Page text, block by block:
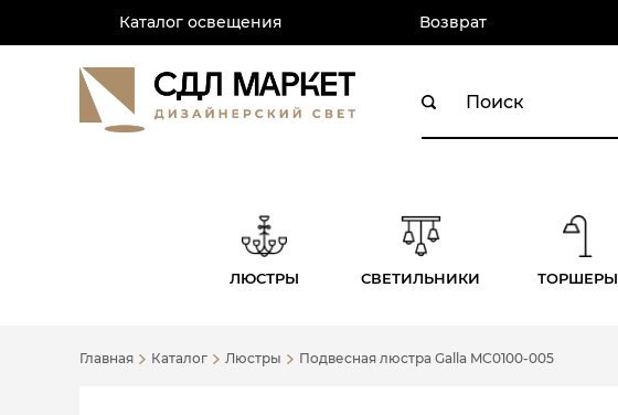
Каталог освещения Возврат
ЛЮСТРЫ СВЕТИЛЬНИКИ ТОРШЕРЫ
Главная Каталог Люстры Подвесная люстра Galla MC0100-005